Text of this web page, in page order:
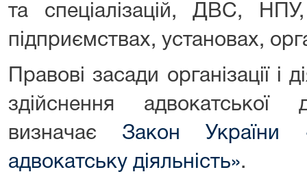
та спеціалізацій, ДВС,
підприємствах, установах,
Правові засади організації і
здійснення адвокатської
визначає Закон України
адвокатську діяльність».